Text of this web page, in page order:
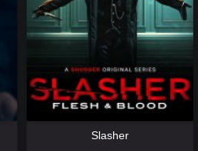
Slasher